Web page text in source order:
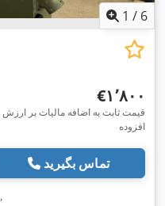
1 / 6
‎€۱٬۸۰۰
قیمت ثابت به اضافه مالیات بر ارزش
افزوده
تماس بگیرید
,